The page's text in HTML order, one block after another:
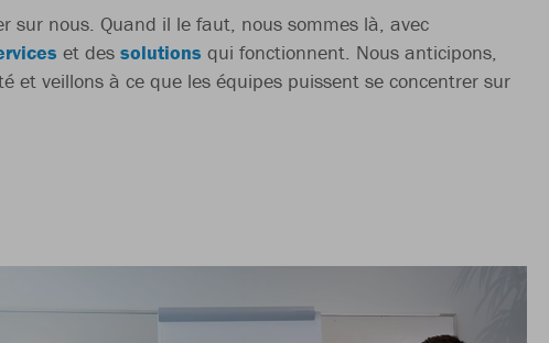
sur nous. Quand il le faut, nous sommes là, avec
et des solutions qui fonctionnent. Nous anticipons,
et veillons à ce que les équipes puissent se concentrer sur